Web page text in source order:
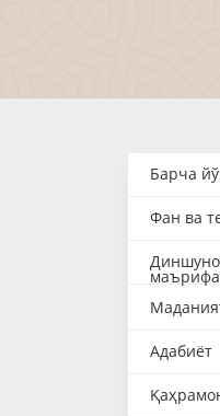
Барча
Фан ва
Адабиёт